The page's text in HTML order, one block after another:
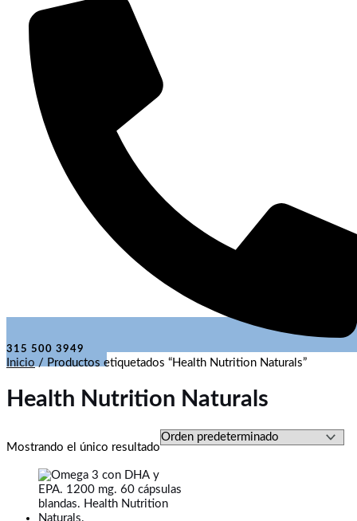
315 500 3949
Inicio / Productos etiquetados “Health Nutrition Naturals”
Health Nutrition Naturals
Mostrando el único resultado